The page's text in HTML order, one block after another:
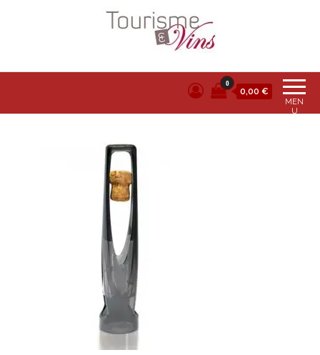
Tourisme et vins
MEN
U
0
0,00 €